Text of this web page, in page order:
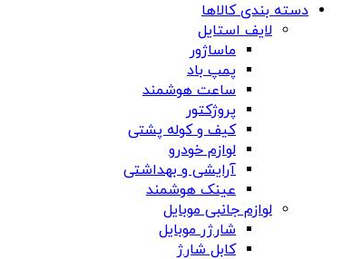
دسته بندی کالاها
لایف استایل
ماساژور
پمپ باد
ساعت هوشمند
پروژکتور
کیف و کوله پشتی
لوازم خودرو
آرایشی و بهداشتی
عینک هوشمند
لوازم جانبی موبایل
شارژر موبایل
کابل شارژ